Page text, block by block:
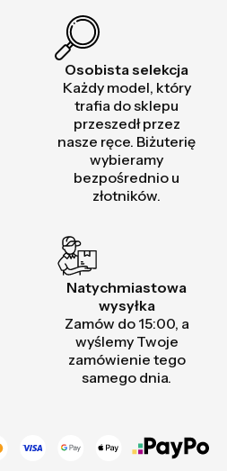
Osobista selekcja
Każdy model, który
trafia do sklepu
przeszedł przez
nasze ręce. Biżuterię
wybieramy
bezpośrednio u
złotników.
Natychmiastowa
wysyłka
Zamów do 15:00, a
wyślemy Twoje
zamówienie tego
samego dnia.